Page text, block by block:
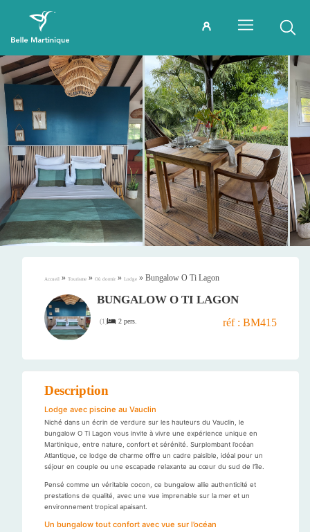
Accueil » Tourisme » Où dormir » Lodge » Bungalow O Ti Lagon
BUNGALOW O TI LAGON
(1) 2 pers. réf : BM415
Description
Lodge avec piscine au Vauclin
Niché dans un écrin de verdure sur les hauteurs du Vauclin, le
bungalow O Ti Lagon vous invite à vivre une expérience unique en
Martinique, entre nature, confort et sérénité. Surplombant l’océan
Atlantique, ce lodge de charme offre un cadre paisible, idéal pour un
séjour en couple ou une escapade relaxante au cœur du sud de l’île.
Pensé comme un véritable cocon, ce bungalow allie authenticité et
prestations de qualité, avec une vue imprenable sur la mer et un
environnement tropical apaisant.
Un bungalow tout confort avec vue sur l’océan